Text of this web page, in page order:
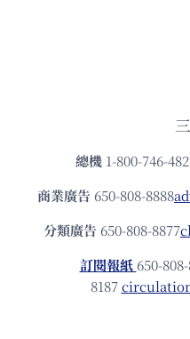
總機 1-800-746-
商業廣告 650-808-8888
分類廣告 650-808-8877
訂閱報紙 650-
8187